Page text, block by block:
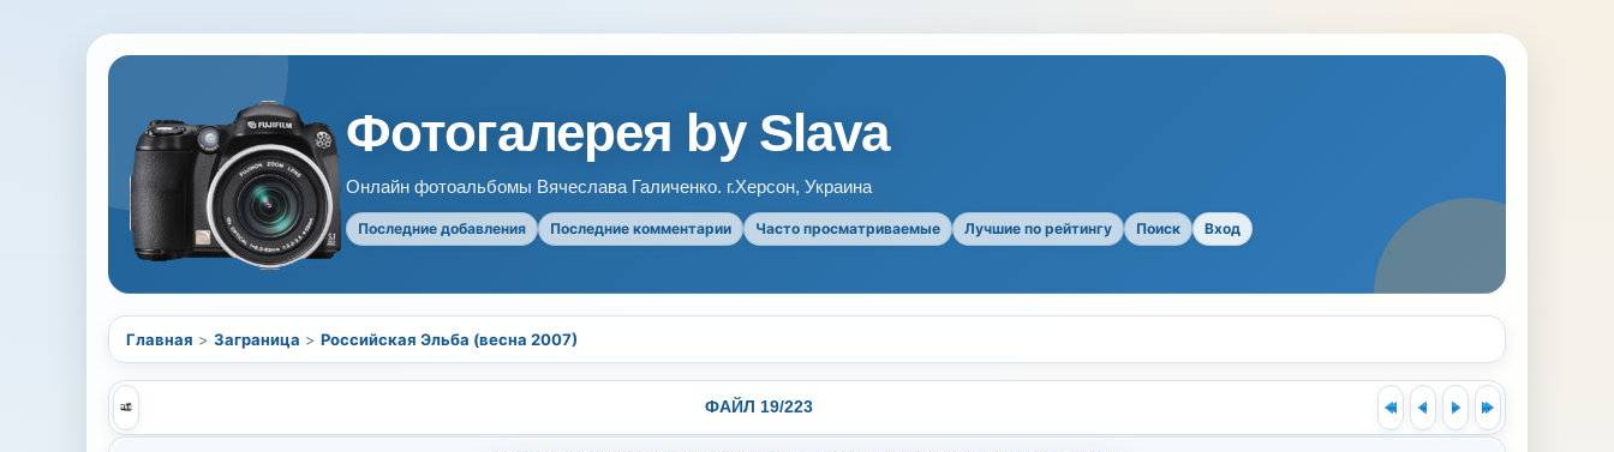
Фотогалерея by Slava
Онлайн фотоальбомы Вячеслава Галиченко. г.Херсон, Украина
Последние добавления Последние комментарии Часто просматриваемые Лучшие по рейтингу Поиск Вход
Главная > Заграница > Российская Эльба (весна 2007)
ФАЙЛ 19/223